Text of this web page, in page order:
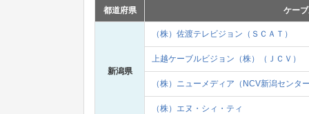
都道府県 ケー
新潟県
（株）佐渡テレビジョン（ＳＣＡＴ）
上越ケーブルビジョン（株）（ＪＣＶ）
（株）ニューメディア（NCV新潟センター
（株）エヌ・シィ・ティ